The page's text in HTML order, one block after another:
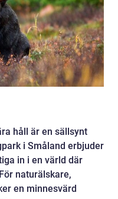
håll är en sällsynt
i Småland erbjuder
in i en värld där
naturälskare,
en minnesvärd